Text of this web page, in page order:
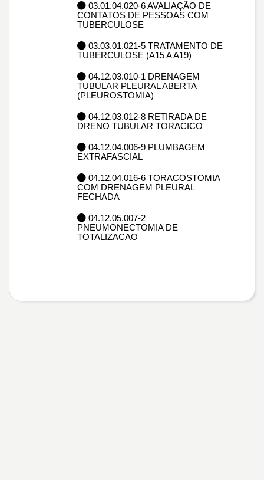
03.01.04.020-6 AVALIAÇÃO DE
CONTATOS DE PESSOAS COM
TUBERCULOSE
03.03.01.021-5 TRATAMENTO DE
TUBERCULOSE (A15 A A19)
04.12.03.010-1 DRENAGEM
TUBULAR PLEURAL ABERTA
(PLEUROSTOMIA)
04.12.03.012-8 RETIRADA DE
DRENO TUBULAR TORACICO
04.12.04.006-9 PLUMBAGEM
EXTRAFASCIAL
04.12.04.016-6 TORACOSTOMIA
COM DRENAGEM PLEURAL
FECHADA
04.12.05.007-2
PNEUMONECTOMIA DE
TOTALIZACAO